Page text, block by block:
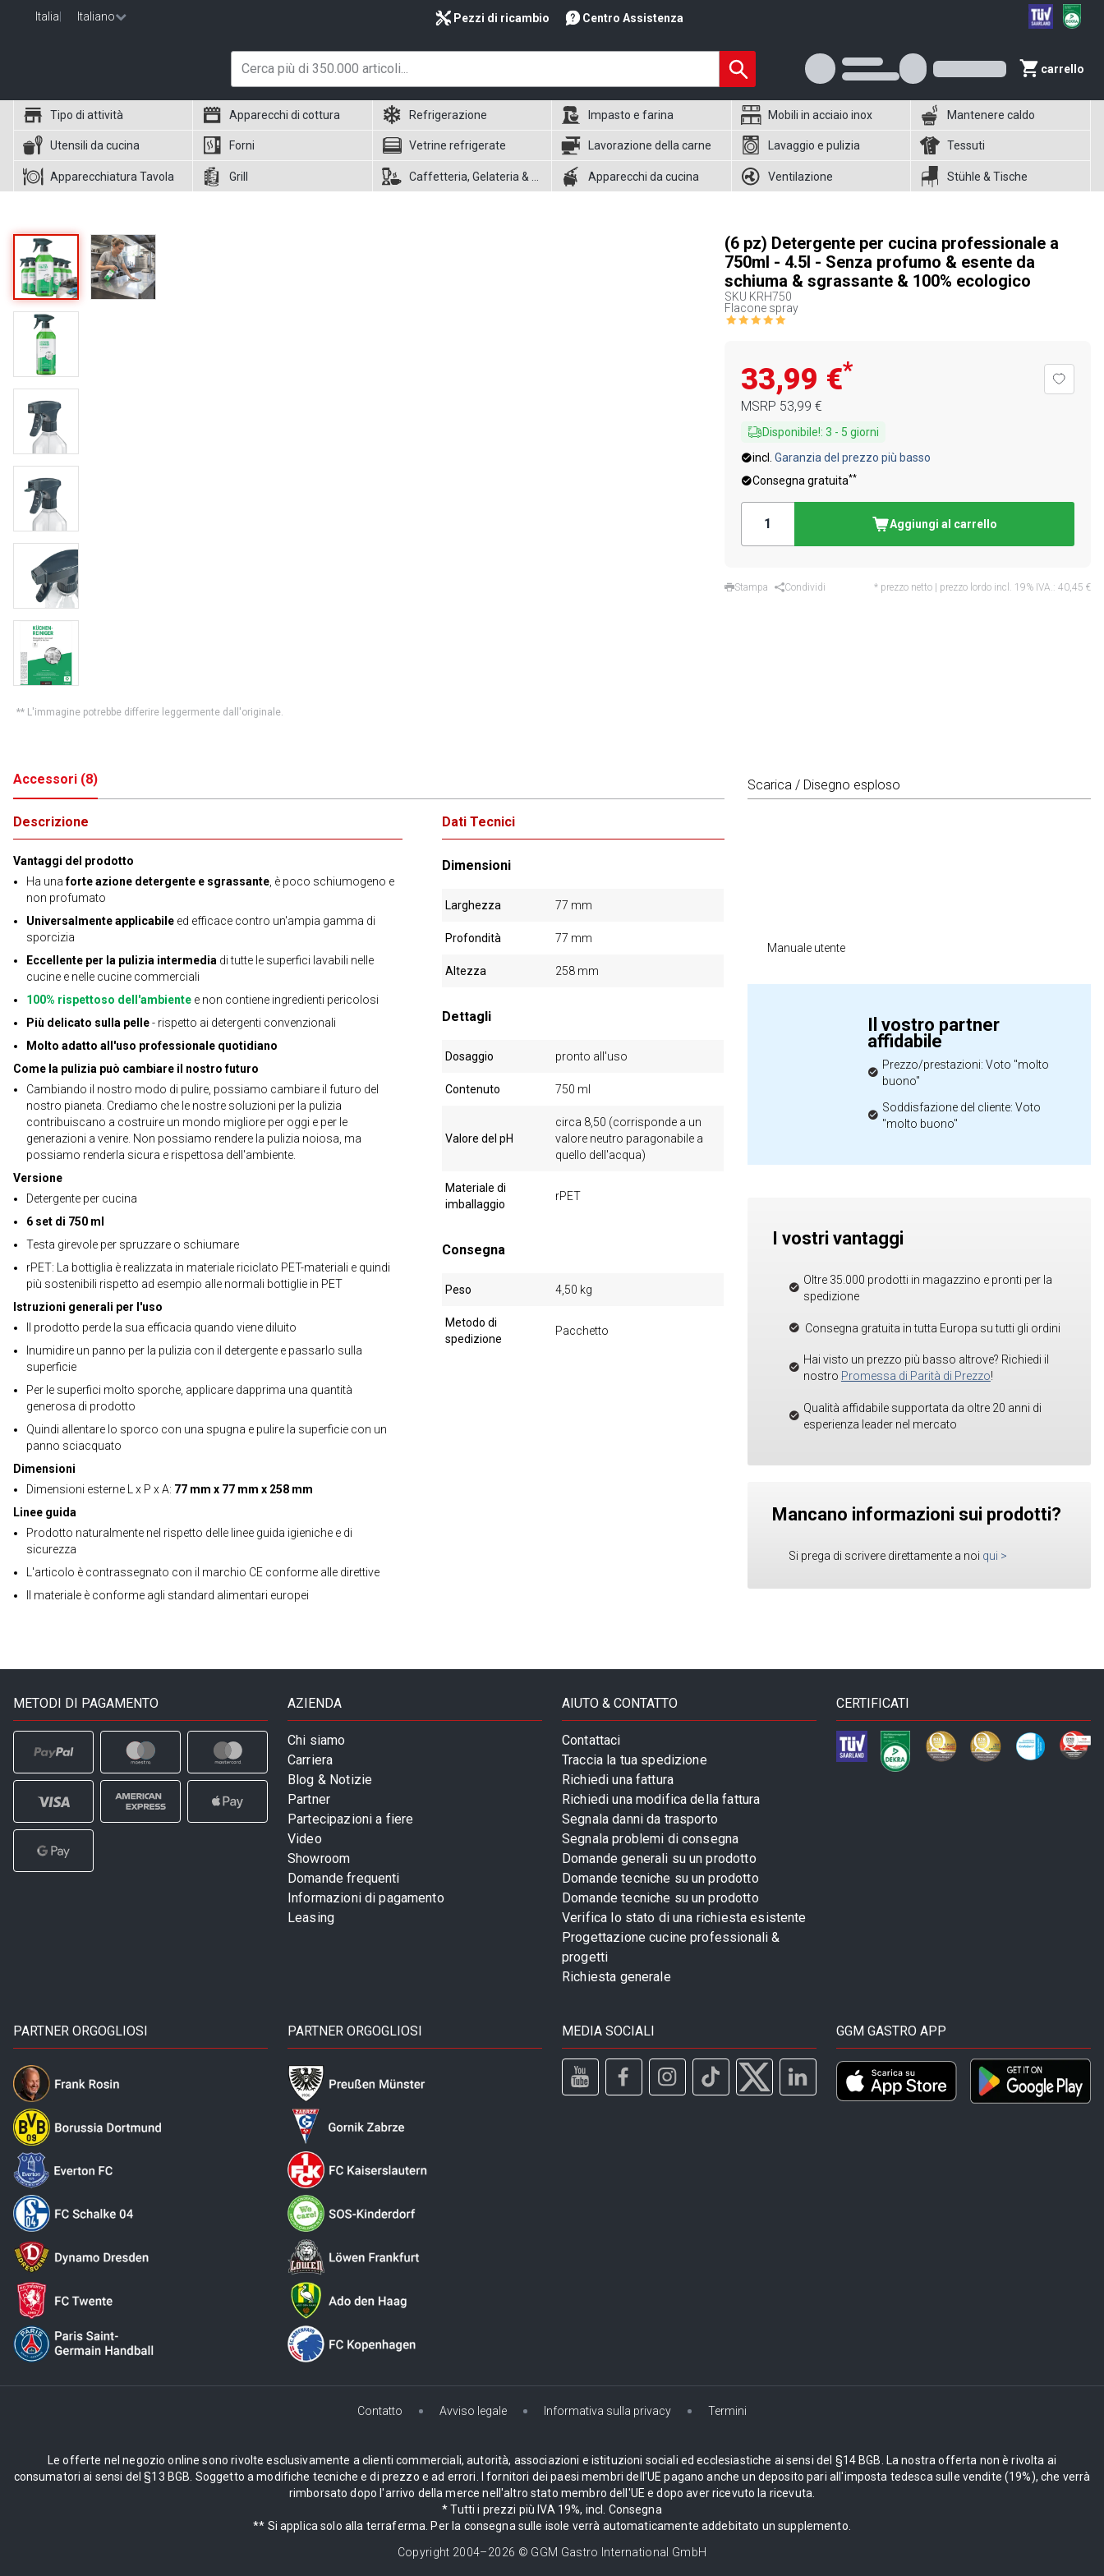
Italia Italiano Pezzi di ricambio Centro Assistenza
carrello
Tipo di attività Apparecchi di cottura Refrigerazione Impasto e farina Mobili in acciaio inox Mantenere caldo
Utensili da cucina Forni Vetrine refrigerate Lavorazione della carne Lavaggio e pulizia Tessuti
Apparecchiatura Tavola Grill Apparecchi da cucina Ventilazione Stühle & Tische
** L'immagine potrebbe differire leggermente dall'originale.
(6 pz) Detergente per cucina professionale a
750ml - 4.5l - Senza profumo & esente da
schiuma & sgrassante & 100% ecologico
SKU KRH750
Flacone spray
33,99 €*
MSRP 53,99 €
Disponibile!: 3 - 5 giorni
incl. Garanzia del prezzo più basso
Consegna gratuita**
Aggiungi al carrello
Stampa Condividi * prezzo netto | prezzo lordo incl. 19% IVA.: 40,45 €
Accessori (8)
Descrizione
Vantaggi del prodotto
Ha unaforte azione detergente e sgrassante , è poco schiumogeno e
non profumato
Universalmente applicabile ed efficace contro un'ampia gamma di
sporcizia
Eccellente per la pulizia intermedia di tutte le superfici lavabili nelle
cucine e nelle cucine commerciali
100% rispettoso dell'ambiente e non contiene ingredienti pericolosi
Più delicato sulla pelle- rispetto ai detergenti convenzionali
Molto adatto all'uso professionale quotidiano
Come la pulizia può cambiare il nostro futuro
Cambiando il nostro modo di pulire, possiamo cambiare il futuro del
nostro pianeta. Crediamo che le nostre soluzioni per la pulizia
contribuiscano a costruire un mondo migliore per oggi e per le
generazioni a venire. Non possiamo rendere la pulizia noiosa, ma
possiamo renderla sicura e rispettosa dell'ambiente.
Versione
Detergente per cucina
6 set di 750 ml
Testa girevole per spruzzare o schiumare
rPET: La bottiglia è realizzata in materiale riciclato PET-materiali e quindi
più sostenibili rispetto ad esempio alle normali bottiglie in PET
Istruzioni generali per l'uso
Il prodotto perde la sua efficacia quando viene diluito
Inumidire un panno per la pulizia con il detergente e passarlo sulla
superficie
Per le superfici molto sporche, applicare dapprima una quantità
generosa di prodotto
Quindi allentare lo sporco con una spugna e pulire la superficie con un
panno sciacquato
Dimensioni
Dimensioni esterne L x P x A: 77 mm x 77 mm x 258 mm
Linee guida
Prodotto naturalmente nel rispetto delle linee guida igieniche e di
sicurezza
L'articolo è contrassegnato con il marchio CE conforme alle direttive
Il materiale è conforme agli standard alimentari europei
Dati Tecnici
Dimensioni
Larghezza 77 mm
Profondità 77 mm
Altezza 258 mm
Dettagli
Dosaggio pronto all'uso
Contenuto 750 ml
Valore del pH
circa 8,50 (corrisponde a un
valore neutro paragonabile a
quello dell'acqua)
Materiale di
imballaggio
rPET
Consegna
Peso 4,50 kg
Metodo di
spedizione
Pacchetto
Scarica / Disegno esploso
Manuale utente
Il vostro partner
affidabile
Prezzo/prestazioni: Voto "molto
buono"
Soddisfazione del cliente: Voto
"molto buono"
I vostri vantaggi
Oltre 35.000 prodotti in magazzino e pronti per la
spedizione
Consegna gratuita in tutta Europa su tutti gli ordini
Hai visto un prezzo più basso altrove? Richiedi il
nostro Promessa di Parità di Prezzo!
Qualità affidabile supportata da oltre 20 anni di
esperienza leader nel mercato
Mancano informazioni sui prodotti?
Si prega di scrivere direttamente a noi qui >
METODI DI PAGAMENTO AZIENDA
Chi siamo
Carriera
Blog & Notizie
Partner
Partecipazioni a fiere
Video
Showroom
Domande frequenti
Informazioni di pagamento
Leasing
AIUTO & CONTATTO
Contattaci
Traccia la tua spedizione
Richiedi una fattura
Richiedi una modifica della fattura
Segnala danni da trasporto
Segnala problemi di consegna
Domande generali su un prodotto
Domande tecniche su un prodotto
Domande tecniche su un prodotto
Verifica lo stato di una richiesta esistente
Progettazione cucine professionali &
progetti
Richiesta generale
CERTIFICATI
PARTNER ORGOGLIOSI PARTNER ORGOGLIOSI MEDIA SOCIALI GGM GASTRO APP
Contatto Avviso legale Informativa sulla privacy Termini
Le offerte nel negozio online sono rivolte esclusivamente a clienti commerciali, autorità, associazioni e istituzioni sociali ed ecclesiastiche ai sensi del §14 BGB. La nostra offerta non è rivolta ai
consumatori ai sensi del §13 BGB. Soggetto a modifiche tecniche e di prezzo e ad errori. I fornitori dei paesi membri dell'UE pagano anche un deposito pari all'imposta tedesca sulle vendite (19%), che verrà
rimborsato dopo l'arrivo della merce nell'altro stato membro dell'UE e dopo aver ricevuto la ricevuta.
* Tutti i prezzi più IVA 19%, incl. Consegna
** Si applica solo alla terraferma. Per la consegna sulle isole verrà automaticamente addebitato un supplemento.
Copyright 2004–2026 © GGM Gastro International GmbH